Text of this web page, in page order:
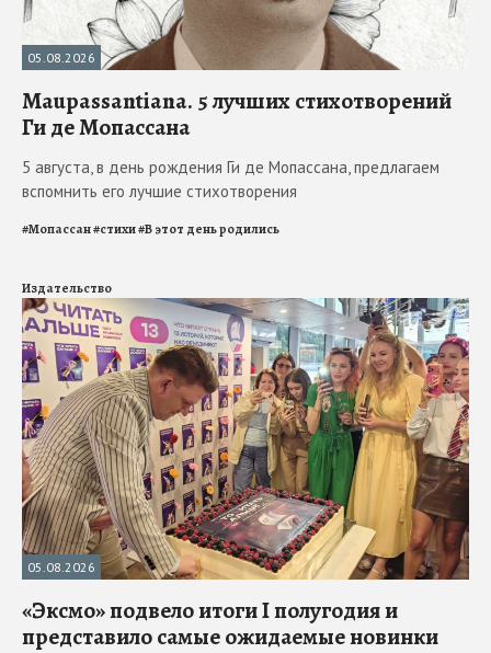
05.08.2026
Maupassantiana. 5 лучших стихотворений
Ги де Мопассана
5 августа, в день рождения Ги де Мопассана, предлагаем
вспомнить его лучшие стихотворения
#Мопассан#стихи#В этот день родились
Издательство
05.08.2026
«Эксмо» подвело итоги I полугодия и
представило самые ожидаемые новинки